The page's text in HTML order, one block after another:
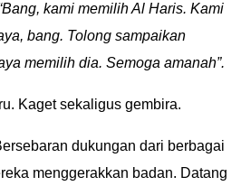
kami memilih Al Haris. Kami
bang. Tolong sampaikan
memilih dia. Semoga amanah”.
Kaget sekaligus gembira.
dukungan dari berbagai
menggerakkan badan. Datang